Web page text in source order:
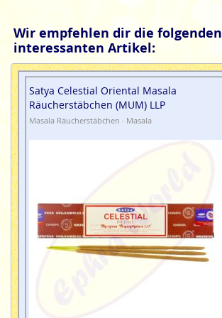
Wir empfehlen dir die folgenden
interessanten Artikel:
Satya Celestial Oriental Masala
Räucherstäbchen (MUM) LLP
Masala Räucherstäbchen · Masala